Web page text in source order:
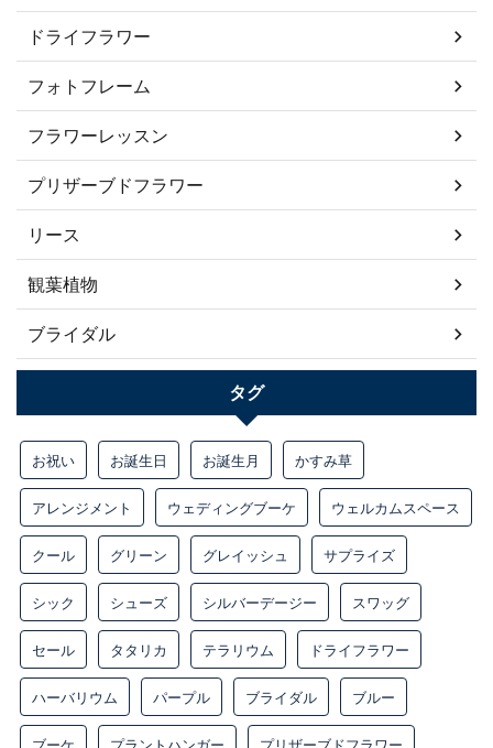
ドライフラワー
フォトフレーム
フラワーレッスン
プリザーブドフラワー
リース
観葉植物
ブライダル
タグ
お祝い お誕生日 お誕生月 かすみ草
アレンジメント ウェディングブーケ ウェルカムスペース
クール グリーン グレイッシュ サプライズ
シック シューズ シルバーデージー スワッグ
セール タタリカ テラリウム ドライフラワー
ハーバリウム パープル ブライダル ブルー